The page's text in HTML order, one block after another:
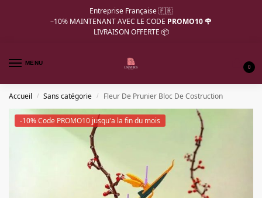
Entreprise Française 🇫🇷
–10% MAINTENANT AVEC LE CODE PROMO10 🌹
LIVRAISON OFFERTE 📦
MENU
0
Accueil / Sans catégorie / Fleur De Prunier Bloc De Costruction
-10% Code PROMO10 jusqu'a la fin du mois